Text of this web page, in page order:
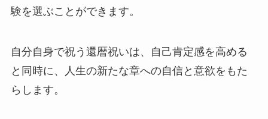
験を選ぶことができます。
自分自身で祝う還暦祝いは、
自己肯定感を高める
と同時に、人生の新たな章への自信と意欲をもた
らします。